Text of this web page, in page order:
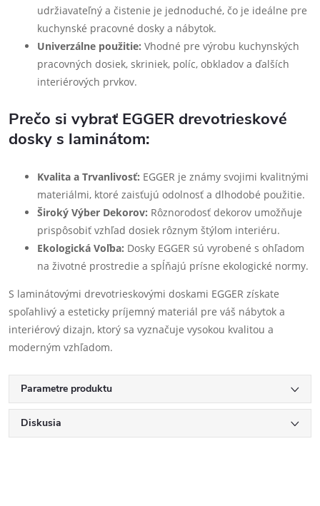
udržiavateľný a čistenie je jednoduché, čo je ideálne pre
kuchynské pracovné dosky a nábytok.
Univerzálne použitie: Vhodné pre výrobu kuchynských
pracovných dosiek, skriniek, políc, obkladov a ďalších
interiérových prvkov.
Prečo si vybrať EGGER drevotrieskové
dosky s laminátom:
Kvalita a Trvanlivosť: EGGER je známy svojimi kvalitnými
materiálmi, ktoré zaisťujú odolnosť a dlhodobé použitie.
Široký Výber Dekorov: Rôznorodosť dekorov umožňuje
prispôsobiť vzhľad dosiek rôznym štýlom interiéru.
Ekologická Voľba: Dosky EGGER sú vyrobené s ohľadom
na životné prostredie a spĺňajú prísne ekologické normy.
S laminátovými drevotrieskovými doskami EGGER získate
spoľahlivý a esteticky príjemný materiál pre váš nábytok a
interiérový dizajn, ktorý sa vyznačuje vysokou kvalitou a
moderným vzhľadom.
Parametre produktu
Diskusia